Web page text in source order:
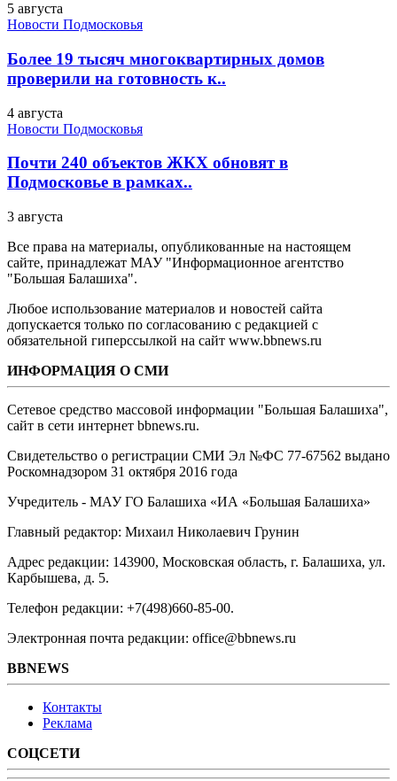
5 августа
Новости Подмосковья
Более 19 тысяч многоквартирных домов
проверили на готовность к..
4 августа
Новости Подмосковья
Почти 240 объектов ЖКХ обновят в
Подмосковье в рамках..
3 августа
Все права на материалы, опубликованные на настоящем
сайте, принадлежат МАУ "Информационное агентство
"Большая Балашиха".
Любое использование материалов и новостей сайта
допускается только по согласованию с редакцией с
обязательной гиперссылкой на сайт www.bbnews.ru
ИНФОРМАЦИЯ О СМИ
Сетевое средство массовой информации "Большая Балашиха",
сайт в сети интернет bbnews.ru.
Свидетельство о регистрации СМИ Эл №ФС ‎77-67562 выдано
Роскомнадзором 31 октября 2016 года
Учредитель - МАУ ГО Балашиха «ИА «Большая Балашиха»
Главный редактор: Михаил Николаевич Грунин
Адрес редакции: 143900, Московская область, г. Балашиха, ул.
Карбышева, д. 5.
Телефон редакции: +7(498)660-85-00.
Электронная почта редакции: office@bbnews.ru
BBNEWS
Контакты
Реклама
СОЦСЕТИ